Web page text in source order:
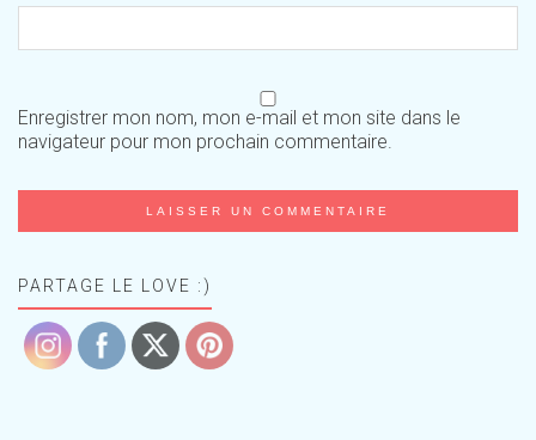
Enregistrer mon nom, mon e-mail et mon site dans le
navigateur pour mon prochain commentaire.
PARTAGE LE LOVE :)